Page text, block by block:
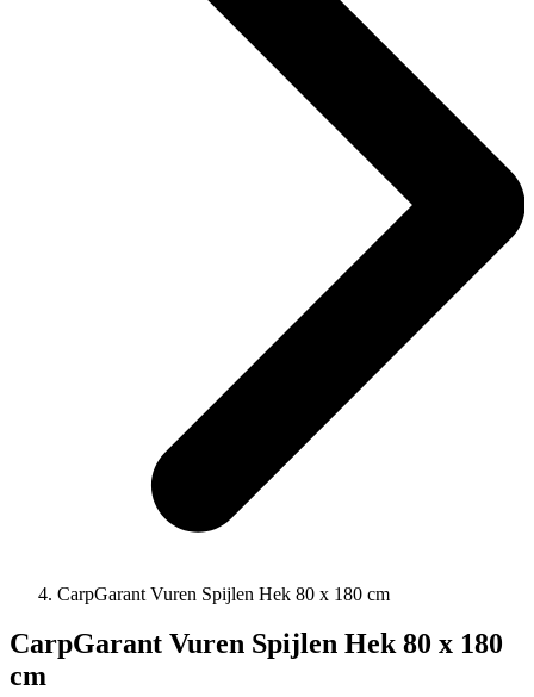
CarpGarant Vuren Spijlen Hek 80 x 180 cm
CarpGarant Vuren Spijlen Hek 80 x 180
cm